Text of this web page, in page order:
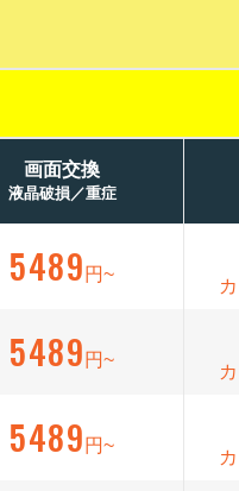
画面交換
液晶破損／重症
5489 円~
5489 円~
5489 円~